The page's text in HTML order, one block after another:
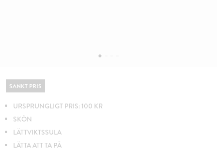
SÄNKT PRIS
URSPRUNGLIGT PRIS: 100 KR
SKÖN
LÄTTVIKTSSULA
LÄTTA ATT TA PÅ